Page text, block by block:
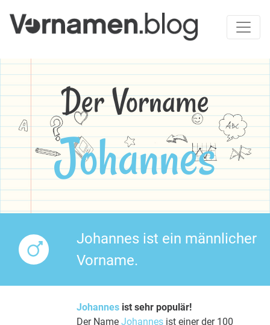
Der Vorname
Johannes
Johannes ist ein männlicher
Vorname.
Johannes ist sehr populär!
Der Name Johannes ist einer der 100